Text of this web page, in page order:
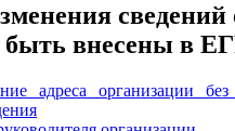
внесены в
адреса организации